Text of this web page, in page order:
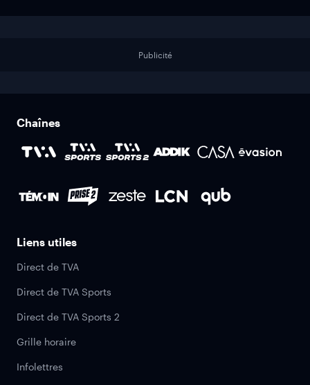
Publicité
Chaînes
Liens utiles
Direct de TVA
Direct de TVA Sports
Direct de TVA Sports 2
Grille horaire
Infolettres